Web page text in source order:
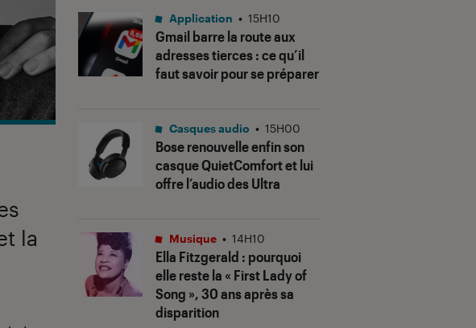
la
Gmail barre la route aux
adresses tierces : ce qu’il
faut savoir pour se préparer
Application • 15H10
Bose renouvelle enfin son
casque QuietComfort et lui
offre l’audio des Ultra
Casques audio • 15H00
Ella Fitzgerald : pourquoi
elle reste la « First Lady of
Song », 30 ans après sa
disparition
Musique • 14H10